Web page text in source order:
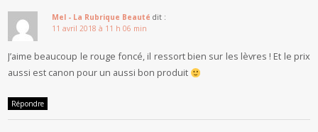
Mel - La Rubrique Beauté dit :
11 avril 2018 à 11 h 06 min
J’aime beaucoup le rouge foncé, il ressort bien sur les lèvres ! Et le prix
aussi est canon pour un aussi bon produit
Répondre